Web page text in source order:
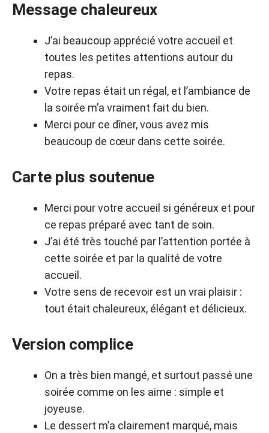
Message chaleureux
J’ai beaucoup apprécié votre accueil et
toutes les petites attentions autour du
repas.
Votre repas était un régal, et l’ambiance de
la soirée m’a vraiment fait du bien.
Merci pour ce dîner, vous avez mis
beaucoup de cœur dans cette soirée.
Carte plus soutenue
Merci pour votre accueil si généreux et pour
ce repas préparé avec tant de soin.
J’ai été très touché par l’attention portée à
cette soirée et par la qualité de votre
accueil.
Votre sens de recevoir est un vrai plaisir :
tout était chaleureux, élégant et délicieux.
Version complice
On a très bien mangé, et surtout passé une
soirée comme on les aime : simple et
joyeuse.
Le dessert m’a clairement marqué, mais